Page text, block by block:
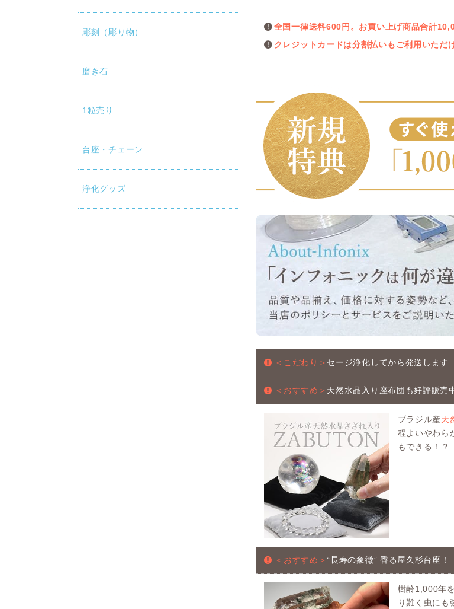
彫刻（彫り物）
磨き石
1粒売り
台座・チェーン
浄化グッズ
全国一律送料600円。お買い上げ商品合計
クレジットカードは分割払いもご利用いた
＜こだわり＞ セージ浄化してから発送します
＜おすすめ＞ 天然水晶入り座布団も好評販売
ブラジル産天
程よいやわら
もできる！？
＜おすすめ＞“長寿の象徴” 香る屋久杉台座！
樹齢1,000年
り難く虫に